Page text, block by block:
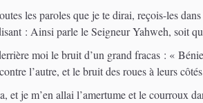
les paroles que je te dirai, reçois-les
: Ainsi parle le Seigneur Yahweh, soit
moi le bruit d’un grand fracas : «
l’autre, et le bruit des roues à leurs
et je m’en allai l’amertume et le courroux